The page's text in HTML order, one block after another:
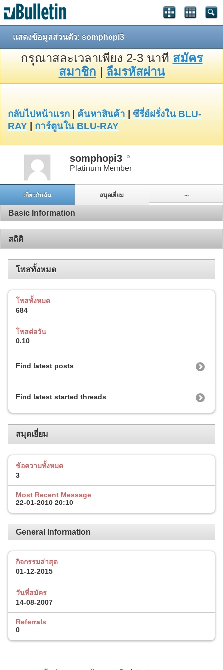
แสดงข้อมูลส่วนตัว: somphopi3
กรุณาสละเวลาเพียง 2-3 นาที สมัคร
สมาชิก | ลืมรหัสผ่าน
กลับไปหน้าแรก ค้นหาสินค้า
ซีรี่ย์ฝรั่งใน BLU-
RAY
การ์ตูนใน BLU-RAY
somphopi3
Platinum Member
เกี่ยวกับฉัน สมุดเยี่ยม ...
Basic Information
สถิติ
โพสทั้งหมด
โพสทั้งหมด
684
โพสต่อวัน
0.10
Find latest posts
Find latest started threads
สมุดเยี่ยม
ข้อความทั้งหมด
3
Most Recent Message
22-01-2010 20:10
General Information
กิจกรรมล่าสุด
01-12-2015
วันที่สมัคร
14-08-2007
Referrals
0